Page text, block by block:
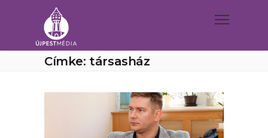
Címke: társasház